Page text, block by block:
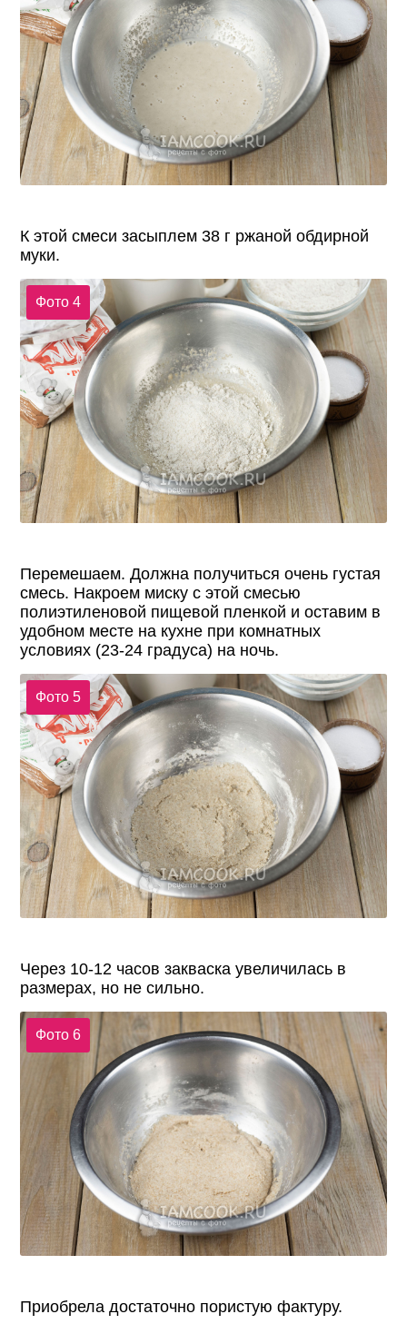
К этой смеси засыплем 38 г ржаной обдирной
муки.
Фото 4
Перемешаем. Должна получиться очень густая
смесь. Накроем миску с этой смесью
полиэтиленовой пищевой пленкой и оставим в
удобном месте на кухне при комнатных
условиях (23-24 градуса) на ночь.
Фото 5
Через 10-12 часов закваска увеличилась в
размерах, но не сильно.
Фото 6
Приобрела достаточно пористую фактуру.